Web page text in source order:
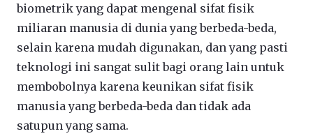
biometrik yang dapat mengenal sifat fisik
miliaran manusia di dunia yang berbeda-beda,
selain karena mudah digunakan, dan yang pasti
teknologi ini sangat sulit bagi orang lain untuk
membobolnya karena keunikan sifat fisik
manusia yang berbeda-beda dan tidak ada
satupun yang sama.